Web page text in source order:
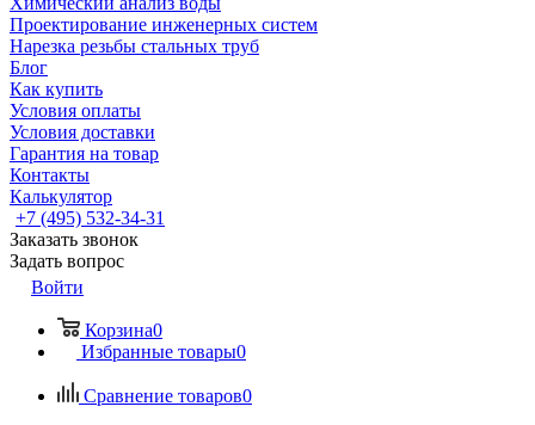
Проектирование инженерных систем
Нарезка резьбы стальных труб
Блог
Как купить
Условия оплаты
Условия доставки
Гарантия на товар
Контакты
Калькулятор
+7 (495) 532‑34‑31
Заказать звонок
Задать вопрос
Войти
Корзина0
Избранные товары0
Сравнение товаров0